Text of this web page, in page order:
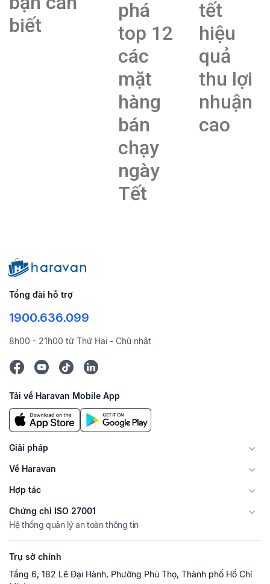
biết
phá
top 12
các
mặt
hàng
bán
chạy
ngày
Tết
tết
hiệu
quả
thu lợi
nhuận
cao
Tổng đài hỗ trợ
1900.636.099
8h00 - 21h00 từ Thứ Hai - Chủ nhật
Tải về Haravan Mobile App
Giải pháp
Về Haravan
Hợp tác
Chứng chỉ ISO 27001
Hệ thống quản lý an toàn thông tin
Trụ sở chính
Tầng 6, 182 Lê Đại Hành, Phường Phú Thọ, Thành phố Hồ Chí